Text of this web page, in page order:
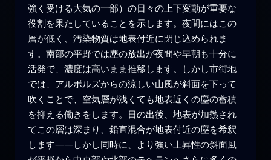
強く受ける大気の一部）の日々の上下変動が重要な
役割を果たしていることを示します。夜間にはこの
層が低く、汚染物質は地表付近に閉じ込められま
す。南部の平野では塵の放出が夜間や早朝も十分に
活発で、濃度は高いまま推移します。しかし市街地
では、アルボルズからの涼しい山風が斜面を下って
吹くことで、空気層が浅くても地表近くの塵の蓄積
を抑える働きをします。日の出後、地表が加熱され
てこの層は深まり、鉛直混合が地表付近の塵を希釈
します――しかし同時に、より強い上昇性の斜面風